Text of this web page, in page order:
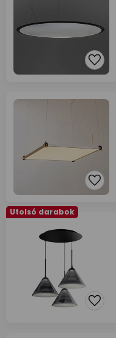
Utolsó darabok